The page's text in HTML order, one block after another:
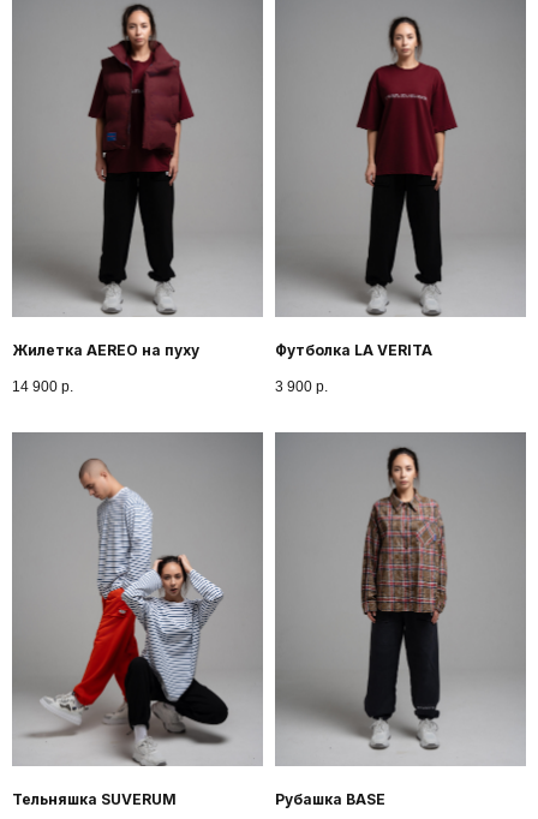
Жилетка AEREO на пуху
14 900 р.
Футболка LA VERITA
3 900 р.
Тельняшка SUVERUM Рубашка BASE